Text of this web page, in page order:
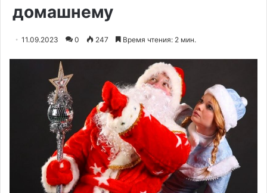
домашнему
11.09.2023 0 247 Время чтения: 2 мин.